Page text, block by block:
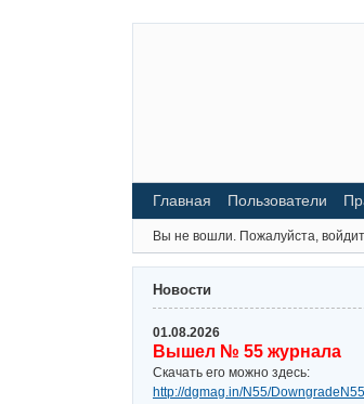
Главная Пользователи
Вы не вошли. Пожалуйста,
Новости
01.08.2026
Вышел № 55 журнала
Скачать его можно здесь:
http://dgmag.in/N55/